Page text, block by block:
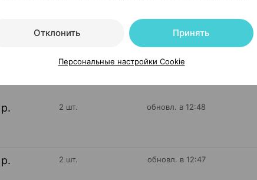
95
2 шт. обновл. в 12:48
2 шт. обновл. в 12:47
Отклонить Принять
Персональные настройки Cookie